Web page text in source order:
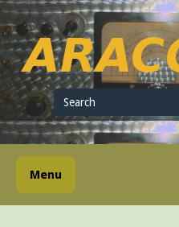
Skip
to
content
ARACCMA
Search
for
Menu